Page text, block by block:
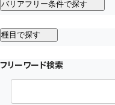
バリアフリー条件で探す
種目で探す
フリーワード検索